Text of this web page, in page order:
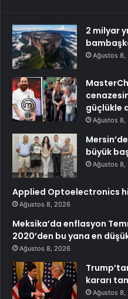
2 milyar
Ağustos 8,
güçlükle
Ağustos 8,
büyük
Ağustos 8,
Applied Optoelectronics
Ağustos 8, 2026
Meksika’da enflasyon
2020’den bu yana en
Ağustos 8, 2026
kararı
Ağustos 8,